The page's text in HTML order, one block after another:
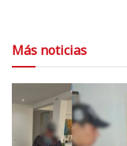
Más noticias